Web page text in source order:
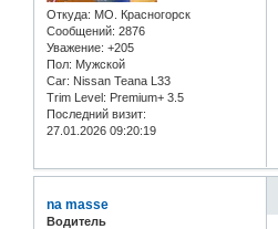
Откуда: МО. Красногорск
Сообщений: 2876
Уважение: +205
Пол: Мужской
Car: Nissan Teana L33
Trim Level: Premium+ 3.5
Последний визит:
27.01.2026 09:20:19
na masse
Водитель